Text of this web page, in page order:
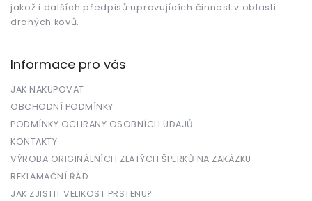
jakož i dalších předpisů upravujících činnost v oblasti
drahých kovů.
Informace pro vás
JAK NAKUPOVAT
OBCHODNÍ PODMÍNKY
PODMÍNKY OCHRANY OSOBNÍCH ÚDAJŮ
KONTAKTY
VÝROBA ORIGINÁLNÍCH ZLATÝCH ŠPERKŮ NA ZAKÁZKU
REKLAMAČNÍ ŘÁD
JAK ZJISTIT VELIKOST PRSTENU?